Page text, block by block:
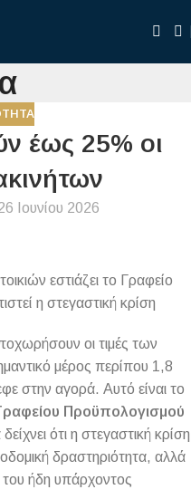
έως 25% οι
Ιουνίου 2026
εστιάζει το Γραφείο
η στεγαστική κρίση
οι τιμές των
μέρος περίπου 1,8
στην αγορά. Αυτό είναι το
Προϋπολογισμού
ότι η στεγαστική κρίση
δραστηριότητα, αλλά
του ήδη υπάρχοντος